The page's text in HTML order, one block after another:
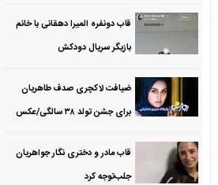
قاب دونفره المیرا دهقانی با خانم
بازیگر سریال دودکش
ضیافت لاکچری صدف طاهریان
برای جشن تولد ۳۸ سالگی‌/عکس
قاب مادر و دختری نگار جواهریان
جلب‌توجه کرد